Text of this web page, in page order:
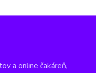
a online čakáreň,